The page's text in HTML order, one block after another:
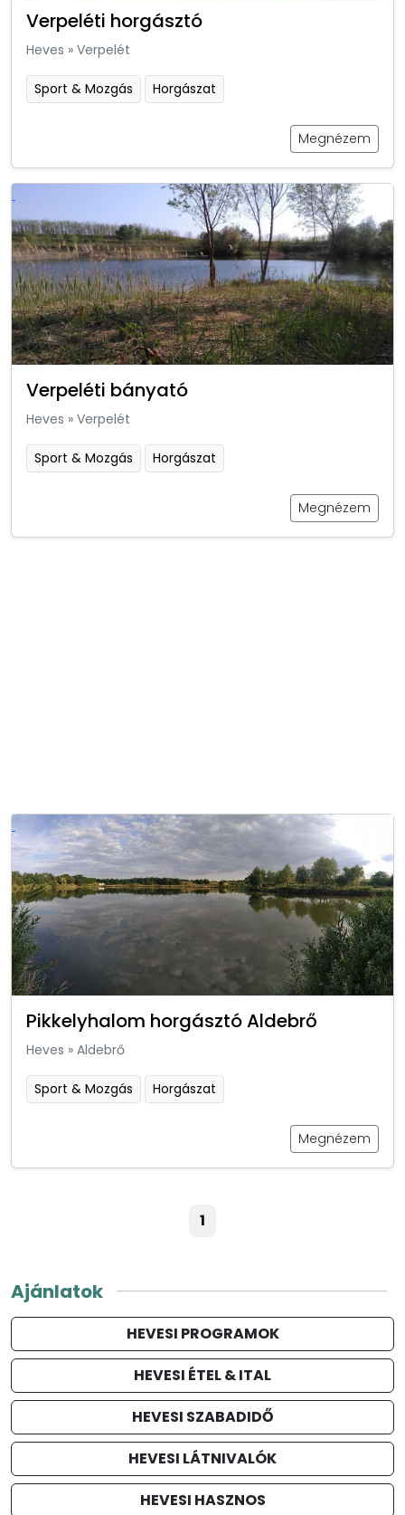
Verpeléti horgásztó
Heves » Verpelét
Sport & Mozgás Horgászat
Megnézem
Verpeléti bányató
Heves » Verpelét
Sport & Mozgás Horgászat
Megnézem
Pikkelyhalom horgásztó Aldebrő
Heves » Aldebrő
Sport & Mozgás Horgászat
Megnézem
1
Ajánlatok
HEVESI PROGRAMOK
HEVESI ÉTEL & ITAL
HEVESI SZABADIDŐ
HEVESI LÁTNIVALÓK
HEVESI HASZNOS